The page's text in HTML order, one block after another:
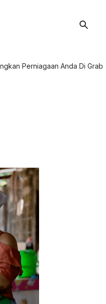
Perniagaan Anda Di Grab